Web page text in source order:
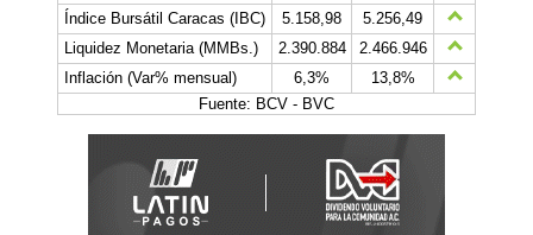
Índice Bursátil Caracas (IBC)
5.158,98
5.256,49
Liquidez Monetaria (MMBs.)
2.390.884
2.466.946
Inflación (Var% mensual)
6,3%
13,8%
Fuente: BCV - BVC